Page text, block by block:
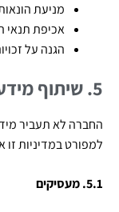
מניעת
אכיפת תנאי
הגנה על
5. שיתוף מידע עם צדדים שלישיים
החברה לא תעביר
למפורט במדיניות
5.1. מעסיקים